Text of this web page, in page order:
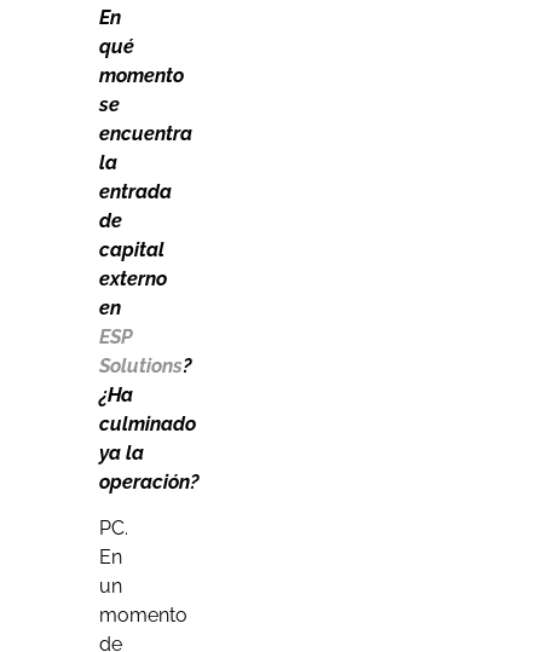
En
qué
momento
se
encuentra
la
entrada
de
capital
externo
en
ESP
Solutions?
¿Ha
culminado
ya la
operación?
PC.
En
un
momento
de